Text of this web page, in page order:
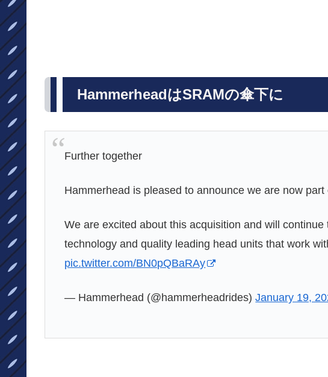
HammerheadはSRAMの傘下に
Further together
Hammerhead is pleased to announce we are now
We are excited about this acquisition and will continue
technology and quality leading head units that work
pic.twitter.com/BN0pQBaRAy
— Hammerhead (@hammerheadrides)January 19,